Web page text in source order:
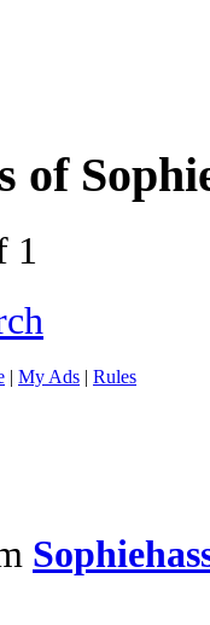
of
1
| My Ads | Rules